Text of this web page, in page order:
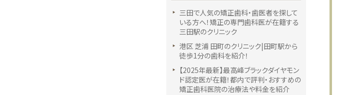
三田で人気の矯正歯科・歯医者を探して
いる方へ！矯正の専門歯科医が在籍する
三田駅のクリニック
港区 芝浦 田町のクリニック|田町駅から
徒歩1分の歯科を紹介！
【2025年最新】最高峰ブラックダイヤモン
ド認定医が在籍！都内で評判・おすすめの
矯正歯科医院の治療法や料金を紹介